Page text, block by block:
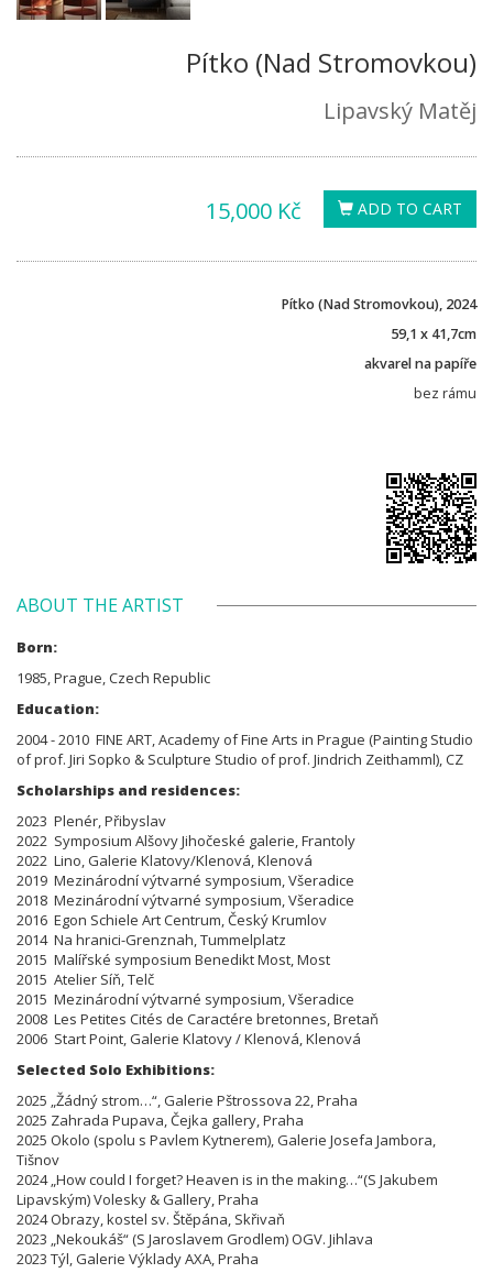
Pítko (Nad Stromovkou)
Lipavský Matěj
ADD TO CART
15,000 Kč
Pítko (Nad Stromovkou), 2024
59,1 x 41,7cm
akvarel na papíře
bez rámu
ABOUT THE ARTIST
Born:
1985, Prague, Czech Republic
Education:
2004 - 2010 FINE ART, Academy of Fine Arts in Prague (Painting Studio
of prof. Jiri Sopko & Sculpture Studio of prof. Jindrich Zeithamml), CZ
Scholarships and residences:
2023 Plenér, Přibyslav
2022 Symposium Alšovy Jihočeské galerie, Frantoly
2022 Lino, Galerie Klatovy/Klenová, Klenová
2019 Mezinárodní výtvarné symposium, Všeradice
2018 Mezinárodní výtvarné symposium, Všeradice
2016 Egon Schiele Art Centrum, Český Krumlov
2014 Na hranici-Grenznah, Tummelplatz
2015 Malířské symposium Benedikt Most, Most
2015 Atelier Síň, Telč
2015 Mezinárodní výtvarné symposium, Všeradice
2008 Les Petites Cités de Caractére bretonnes, Bretaň
2006 Start Point, Galerie Klatovy / Klenová, Klenová
Selected Solo Exhibitions:
2025 „Žádný strom…“, Galerie Pštrossova 22, Praha
2025 Zahrada Pupava, Čejka gallery, Praha
2025 Okolo (spolu s Pavlem Kytnerem), Galerie Josefa Jambora,
Tišnov
2024 „How could I forget? Heaven is in the making…“(S Jakubem
Lipavským) Volesky & Gallery, Praha
2024 Obrazy, kostel sv. Štěpána, Skřivaň
2023 „Nekoukáš“ (S Jaroslavem Grodlem) OGV. Jihlava
2023 Týl, Galerie Výklady AXA, Praha